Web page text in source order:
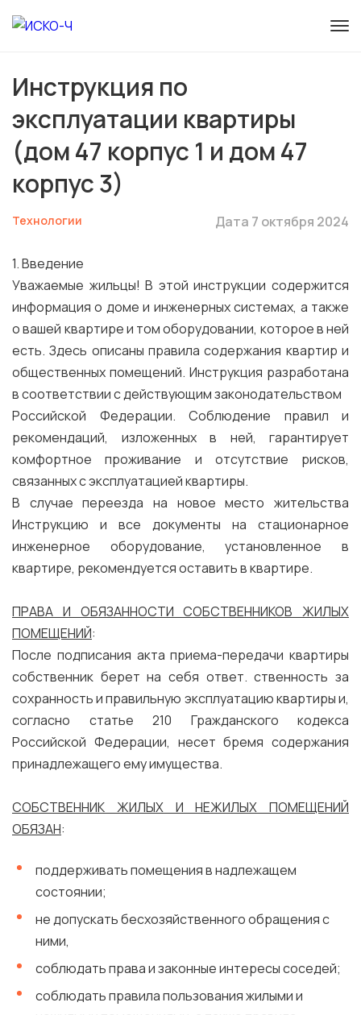
Инструкция по
эксплуатации квартиры
(дом 47 корпус 1 и дом 47
корпус 3)
Технологии Дата 7 октября 2024
1. Введение
Уважаемые жильцы! В этой инструкции содержится
информация о доме и инженерных системах, а также
о вашей квартире и том оборудовании, которое в ней
есть. Здесь описаны правила содержания квартир и
общественных помещений. Инструкция разработана
в соответствии с действующим законодательством
Российской Федерации. Соблюдение правил и
рекомендаций, изложенных в ней, гарантирует
комфортное проживание и отсутствие рисков,
связанных с эксплуатацией квартиры.
В случае переезда на новое место жительства
Инструкцию и все документы на стационарное
инженерное оборудование, установленное в
квартире, рекомендуется оставить в квартире.
ПРАВА И ОБЯЗАННОСТИ СОБСТВЕННИКОВ ЖИЛЫХ
ПОМЕЩЕНИЙ:
После подписания акта приема-передачи квартиры
собственник берет на себя ответ. ственность за
сохранность и правильную эксплуатацию квартиры и,
согласно статье 210 Гражданского кодекса
Российской Федерации, несет бремя содержания
принадлежащего ему имущества.
СОБСТВЕННИК ЖИЛЫХ И НЕЖИЛЫХ ПОМЕЩЕНИЙ
ОБЯЗАН:
поддерживать помещения в надлежащем
состоянии;
не допускать бесхозяйственного обращения с
ними,
соблюдать права и законные интересы соседей;
соблюдать правила пользования жилыми и